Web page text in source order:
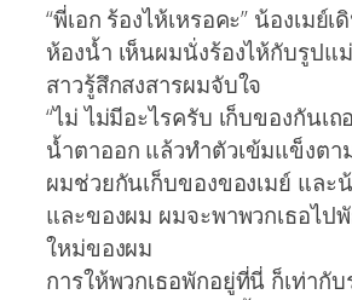
“พี่เอก ร้องไห้เหรอคะ” น้องเมย์
ห้องน้ำ เห็นผมนั่งร้องไห้กับรูปแ
สาวรู้สึกสงสารผมจับใจ
“ไม่ ไม่มีอะไรครับ เก็บของกันเถ
น้ำตาออก แล้วทำตัวเข้มแข็งตา
ผมช่วยกันเก็บของของเมย์ และ
และของผม ผมจะพาพวกเธอไป
ใหม่ของผม
การให้พวกเธอพักอยู่ที่นี่ ก็เท่ากั